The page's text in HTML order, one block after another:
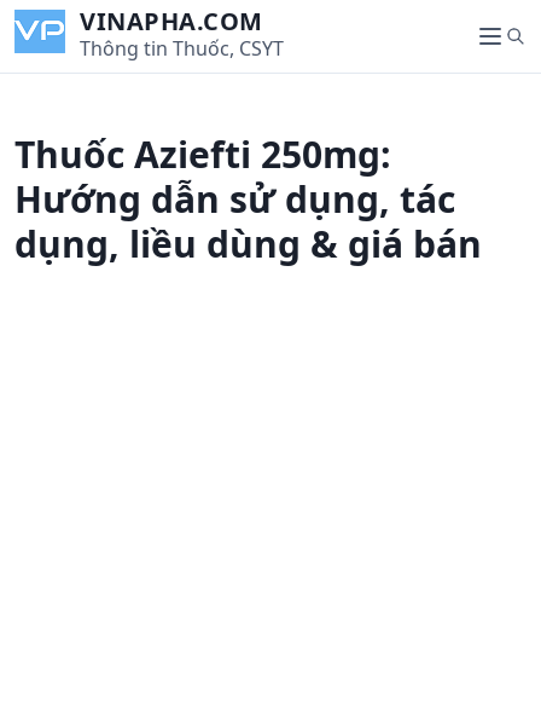
i
VINAPHA.COM
Thông tin Thuốc, CSYT
M
e
S
e
Thuốc Aziefti 250mg:
Hướng dẫn sử dụng, tác
dụng, liều dùng & giá bán